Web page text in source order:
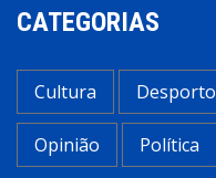
CATEGORIAS
Cultura Desporto
Opinião Política